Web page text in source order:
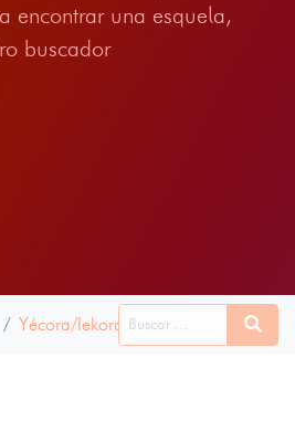
encontrar una esquela,
buscador
Yécora/Iekora 28 ABRIL 2021